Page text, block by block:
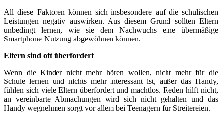
All diese Faktoren können sich insbesondere auf die schulischen
Leistungen negativ auswirken. Aus diesem Grund sollten Eltern
unbedingt lernen, wie sie dem Nachwuchs eine übermäßige
Smartphone-Nutzung abgewöhnen können.
Eltern sind oft überfordert
Wenn die Kinder nicht mehr hören wollen, nicht mehr für die
Schule lernen und nichts mehr interessant ist, außer das Handy,
fühlen sich viele Eltern überfordert und machtlos. Reden hilft nicht,
an vereinbarte Abmachungen wird sich nicht gehalten und das
Handy wegnehmen sorgt vor allem bei Teenagern für Streitereien.